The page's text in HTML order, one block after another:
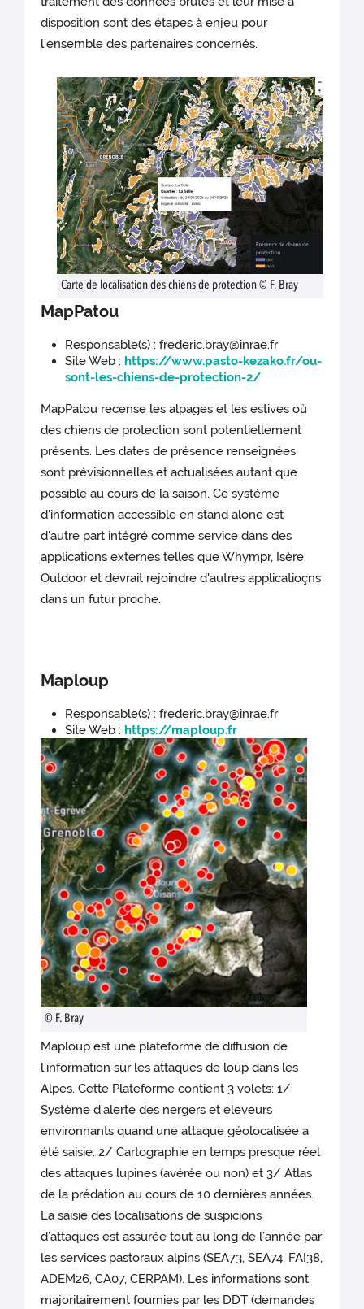
disposition sont des étapes à enjeu pour
l’ensemble des partenaires concernés.
Carte de localisation des chiens de protection © F. Bray
MapPatou
Responsable(s) : frederic.bray@inrae.fr
Site Web : https://www.pasto-kezako.fr/ou-
sont-les-chiens-de-protection-2/
MapPatou recense les alpages et les estives où
des chiens de protection sont potentiellement
présents. Les dates de présence renseignées
sont prévisionnelles et actualisées autant que
possible au cours de la saison. Ce système
d'information accessible en stand alone est
d'autre part intégré comme service dans des
applications externes telles que Whympr, Isère
Outdoor et devrait rejoindre d'autres applicatioçns
dans un futur proche.
Maploup
Responsable(s) : frederic.bray@inrae.fr
Site Web : https://maploup.fr
© F. Bray
Maploup est une plateforme de diffusion de
l’information sur les attaques de loup dans les
Alpes. Cette Plateforme contient 3 volets: 1/
Système d’alerte des nergers et eleveurs
environnants quand une attaque géolocalisée a
été saisie. 2/ Cartographie en temps presque réel
des attaques lupines (avérée ou non) et 3/ Atlas
de la prédation au cours de 10 dernières années.
La saisie des localisations de suspicions
d’attaques est assurée tout au long de l’année par
les services pastoraux alpins (SEA73, SEA74, FAI38,
ADEM26, CA07, CERPAM). Les informations sont
majoritairement fournies par les DDT (demandes